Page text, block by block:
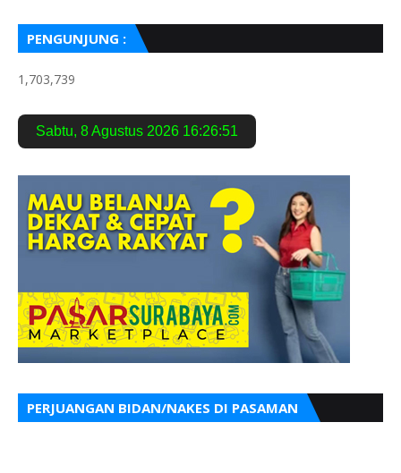
PENGUNJUNG :
1,703,739
Sabtu, 8 Agustus 2026 16:26:52
PERJUANGAN BIDAN/NAKES DI PASAMAN